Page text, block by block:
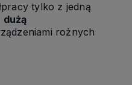
tylko z jedną
dużą
rożnych